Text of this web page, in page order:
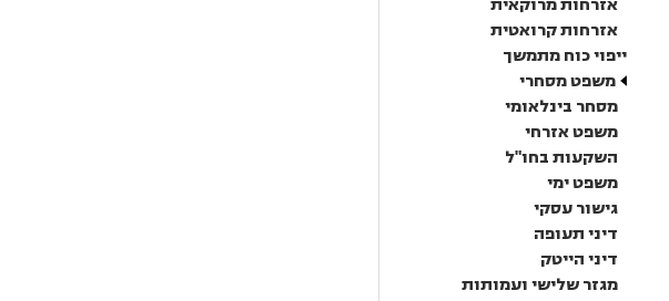
אזרחות קרואטית
ייפוי כוח מתמשך
משפט מסחרי
מסחר בינלאומי
משפט אזרחי
השקעות בחו"ל
משפט ימי
גישור עסקי
דיני תעופה
דיני הייטק
מגזר שלישי ועמותות